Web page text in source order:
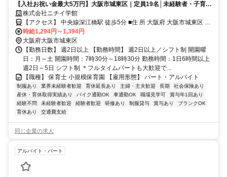
【入社お祝い金最大5万円】大阪市城東区｜定員19名│未経験者・子育て
中の方でも大歓迎
株式会社ニチイ学館
【アクセス】 中央線深江橋駅 徒歩5分 ■住 所 大阪府 大阪市城東区 諏
訪4丁目13番33号 ■アクセス 中央線深江橋駅 徒歩5分
時給1,294円～1,394円
大阪府大阪市城東区
【勤務日数】 週2日以上 【勤務時間】 週2日以上／シフト制 開園曜
日：月～土 開園時間：7時30分～18時30分 勤務時間：1日6時間以上
週2日～5日 シフト制 ＊フルタイムパートも大歓迎で...
【職種】 保育士 小規模保育園 【雇用形態】 パート・アルバイト
制服あり 業界未経験者歓迎 育休延長あり 主婦・主夫歓迎 長期
社会保険あり
産休・育休取得実績あり
バイク通勤OK 車通勤OK 職場見学可
賞与年1回あり
経験不問
未経験者歓迎 経験者歓迎 研修あり 制服貸与 賞与あり
ブランクOK
育休あり
交通費支給
同じ企業の求人
アルバイト・パート